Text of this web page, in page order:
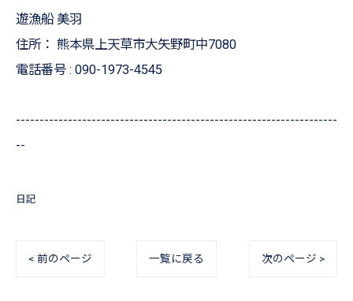
遊漁船 美羽
住所： 熊本県上天草市大矢野町中7080
電話番号 : 090-1973-4545
--------------------------------------------------------------------
--
日記
< 前のページ 一覧に戻る 次のページ >